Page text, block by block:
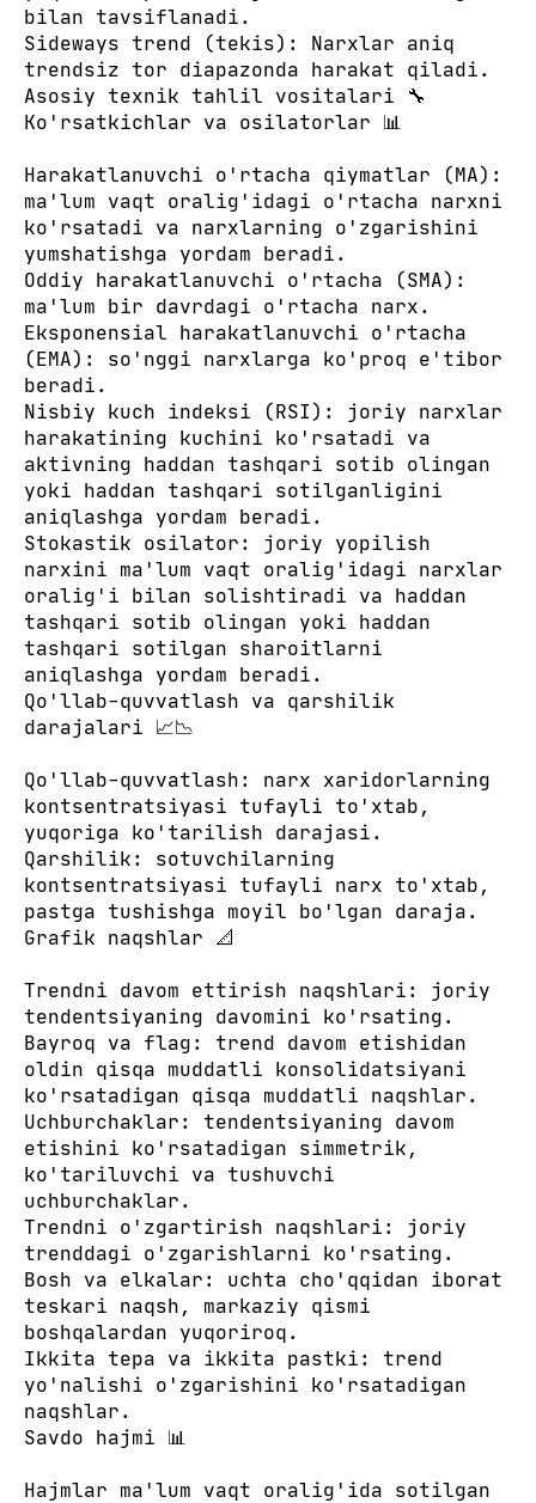
bilan tavsiflanadi.
Sideways trend (tekis): Narxlar aniq
trendsiz tor diapazonda harakat qiladi.
Asosiy texnik tahlil vositalari 🔧
Ko'rsatkichlar va osilatorlar 📊
Harakatlanuvchi o'rtacha qiymatlar (MA):
ma'lum vaqt oralig'idagi o'rtacha narxni
ko'rsatadi va narxlarning o'zgarishini
yumshatishga yordam beradi.
Oddiy harakatlanuvchi o'rtacha (SMA):
ma'lum bir davrdagi o'rtacha narx.
Eksponensial harakatlanuvchi o'rtacha
(EMA): so'nggi narxlarga ko'proq e'tibor
beradi.
Nisbiy kuch indeksi (RSI): joriy narxlar
harakatining kuchini ko'rsatadi va
aktivning haddan tashqari sotib olingan
yoki haddan tashqari sotilganligini
aniqlashga yordam beradi.
Stokastik osilator: joriy yopilish
narxini ma'lum vaqt oralig'idagi narxlar
oralig'i bilan solishtiradi va haddan
tashqari sotib olingan yoki haddan
tashqari sotilgan sharoitlarni
aniqlashga yordam beradi.
Qo'llab-quvvatlash va qarshilik
darajalari 📈📉
Qo'llab-quvvatlash: narx xaridorlarning
kontsentratsiyasi tufayli to'xtab,
yuqoriga ko'tarilish darajasi.
Qarshilik: sotuvchilarning
kontsentratsiyasi tufayli narx to'xtab,
pastga tushishga moyil bo'lgan daraja.
Grafik naqshlar 📐
Trendni davom ettirish naqshlari: joriy
tendentsiyaning davomini ko'rsating.
Bayroq va flag: trend davom etishidan
oldin qisqa muddatli konsolidatsiyani
ko'rsatadigan qisqa muddatli naqshlar.
Uchburchaklar: tendentsiyaning davom
etishini ko'rsatadigan simmetrik,
ko'tariluvchi va tushuvchi
uchburchaklar.
Trendni o'zgartirish naqshlari: joriy
trenddagi o'zgarishlarni ko'rsating.
Bosh va elkalar: uchta cho'qqidan iborat
teskari naqsh, markaziy qismi
boshqalardan yuqoriroq.
Ikkita tepa va ikkita pastki: trend
yo'nalishi o'zgarishini ko'rsatadigan
naqshlar.
Savdo hajmi 📊
Hajmlar ma'lum vaqt oralig'ida sotilgan